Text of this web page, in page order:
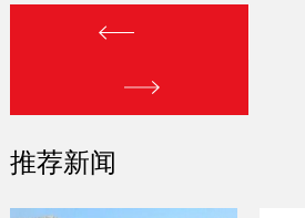
推荐新闻